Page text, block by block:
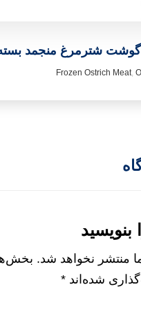
شترمرغ منجمد
Frozen Ostrich Meat,
بنویسید
منتشر نخواهد شد.
شده‌اند*